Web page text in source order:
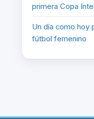
primera Copa
Un día como hoy
fútbol femenino